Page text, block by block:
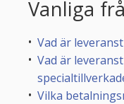
Vanliga
Vad är
Vad är
Vilka